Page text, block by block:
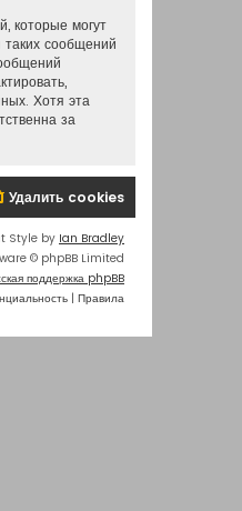
которые могут
сообщений
Хотя эта
за
Удалить cookies
Style by Ian Bradley
© phpBB Limited
поддержка phpBB
| Правила